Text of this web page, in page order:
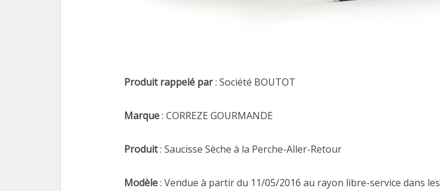
Produit rappelé par: Société BOUTOT
Marque: CORREZE GOURMANDE
Produit: Saucisse Sèche à la Perche-Aller-Retour
Modèle: Vendue à partir du 11/05/2016 au rayon libre-service dans les
2 octobre 2023